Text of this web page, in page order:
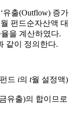
유출(Outflow) 증가
펀드순자산액 대
을 계산하였다.
같이 정의한다.
드 i의 t월 설정액)
유출)의 합이므로